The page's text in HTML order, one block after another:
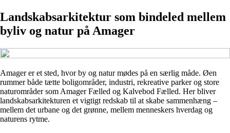
Landskabsarkitektur som bindeled mellem
byliv og natur på Amager
Amager er et sted, hvor by og natur mødes på en særlig måde. Øen
rummer både tætte boligområder, industri, rekreative parker og store
naturområder som Amager Fælled og Kalvebod Fælled. Her bliver
landskabsarkitekturen et vigtigt redskab til at skabe sammenhæng –
mellem det urbane og det grønne, mellem menneskers hverdag og
naturens rytme.